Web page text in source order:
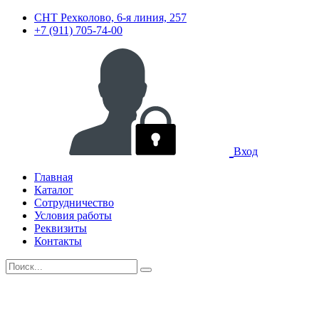
СНТ Рехколово, 6-я линия, 257
+7 (911) 705-74-00
Вход
Главная
Каталог
Сотрудничество
Условия работы
Реквизиты
Контакты